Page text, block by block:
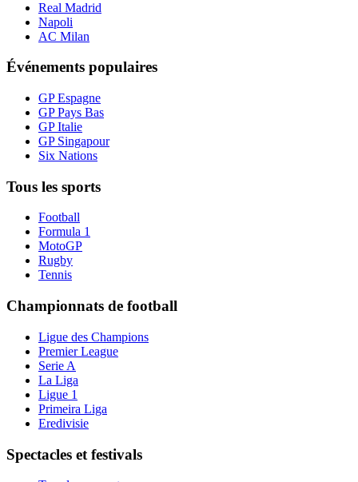
Real Madrid
Napoli
AC Milan
Événements populaires
GP Espagne
GP Pays Bas
GP Italie
GP Singapour
Six Nations
Tous les sports
Football
Formula 1
MotoGP
Rugby
Tennis
Championnats de football
Ligue des Champions
Premier League
Serie A
La Liga
Ligue 1
Primeira Liga
Eredivisie
Spectacles et festivals